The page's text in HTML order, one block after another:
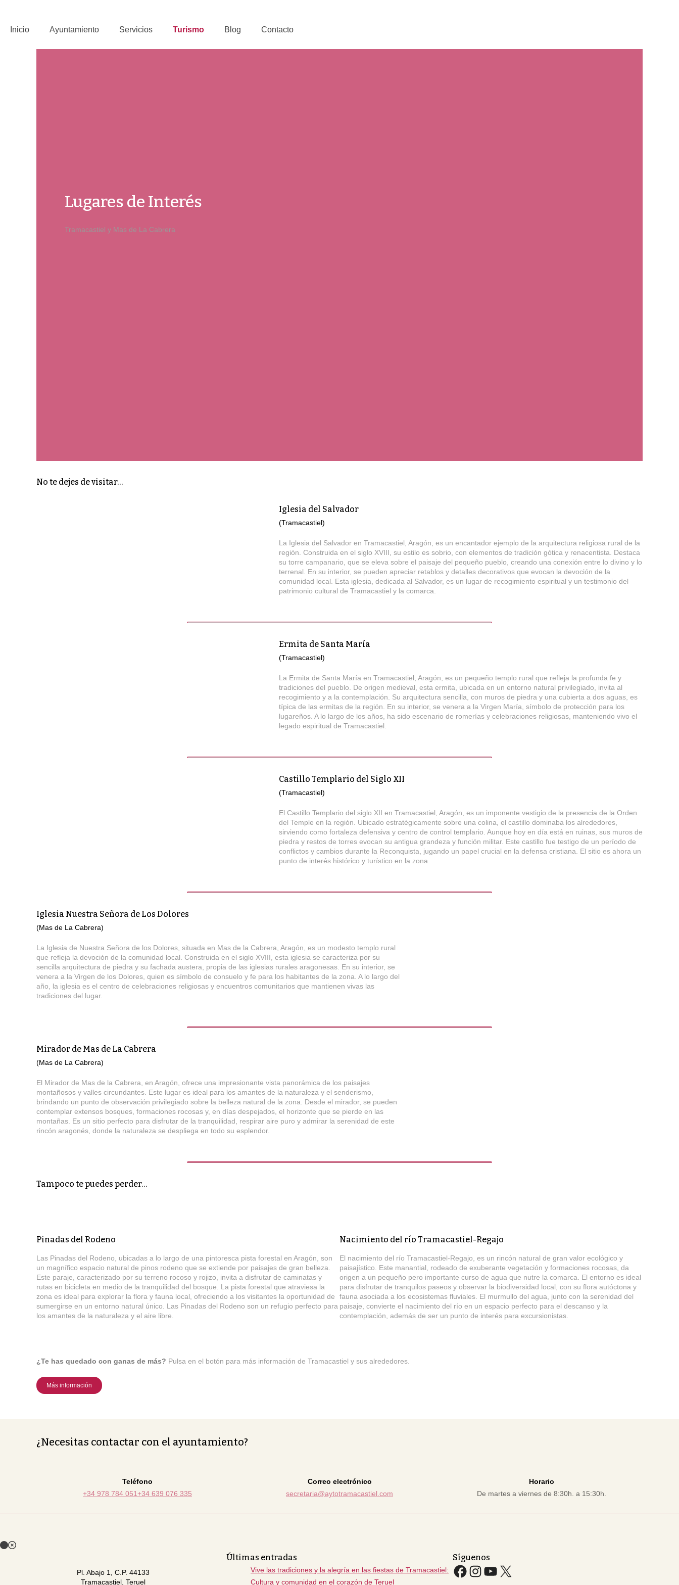
contenido
Inicio Ayuntamiento Servicios Turismo Blog Contacto
Lugares de Interés
Tramacastiel y Mas de La Cabrera
No te dejes de visitar…
Iglesia del Salvador
(Tramacastiel)
La Iglesia del Salvador en Tramacastiel, Aragón, es un encantador ejemplo de la arquitectura religiosa rural de la
región. Construida en el siglo XVIII, su estilo es sobrio, con elementos de tradición gótica y renacentista. Destaca
su torre campanario, que se eleva sobre el paisaje del pequeño pueblo, creando una conexión entre lo divino y lo
terrenal. En su interior, se pueden apreciar retablos y detalles decorativos que evocan la devoción de la
comunidad local. Esta iglesia, dedicada al Salvador, es un lugar de recogimiento espiritual y un testimonio del
patrimonio cultural de Tramacastiel y la comarca.
Ermita de Santa María
(Tramacastiel)
La Ermita de Santa María en Tramacastiel, Aragón, es un pequeño templo rural que refleja la profunda fe y
tradiciones del pueblo. De origen medieval, esta ermita, ubicada en un entorno natural privilegiado, invita al
recogimiento y a la contemplación. Su arquitectura sencilla, con muros de piedra y una cubierta a dos aguas, es
típica de las ermitas de la región. En su interior, se venera a la Virgen María, símbolo de protección para los
lugareños. A lo largo de los años, ha sido escenario de romerías y celebraciones religiosas, manteniendo vivo el
legado espiritual de Tramacastiel.
Castillo Templario del Siglo XII
(Tramacastiel)
El Castillo Templario del siglo XII en Tramacastiel, Aragón, es un imponente vestigio de la presencia de la Orden
del Temple en la región. Ubicado estratégicamente sobre una colina, el castillo dominaba los alrededores,
sirviendo como fortaleza defensiva y centro de control templario. Aunque hoy en día está en ruinas, sus muros de
piedra y restos de torres evocan su antigua grandeza y función militar. Este castillo fue testigo de un período de
conflictos y cambios durante la Reconquista, jugando un papel crucial en la defensa cristiana. El sitio es ahora un
punto de interés histórico y turístico en la zona.
Iglesia Nuestra Señora de Los Dolores
(Mas de La Cabrera)
La Iglesia de Nuestra Señora de los Dolores, situada en Mas de la Cabrera, Aragón, es un modesto templo rural
que refleja la devoción de la comunidad local. Construida en el siglo XVIII, esta iglesia se caracteriza por su
sencilla arquitectura de piedra y su fachada austera, propia de las iglesias rurales aragonesas. En su interior, se
venera a la Virgen de los Dolores, quien es símbolo de consuelo y fe para los habitantes de la zona. A lo largo del
año, la iglesia es el centro de celebraciones religiosas y encuentros comunitarios que mantienen vivas las
tradiciones del lugar.
Mirador de Mas de La Cabrera
(Mas de La Cabrera)
El Mirador de Mas de la Cabrera, en Aragón, ofrece una impresionante vista panorámica de los paisajes
montañosos y valles circundantes. Este lugar es ideal para los amantes de la naturaleza y el senderismo,
brindando un punto de observación privilegiado sobre la belleza natural de la zona. Desde el mirador, se pueden
contemplar extensos bosques, formaciones rocosas y, en días despejados, el horizonte que se pierde en las
montañas. Es un sitio perfecto para disfrutar de la tranquilidad, respirar aire puro y admirar la serenidad de este
rincón aragonés, donde la naturaleza se despliega en todo su esplendor.
Tampoco te puedes perder…
Pinadas del Rodeno
Las Pinadas del Rodeno, ubicadas a lo largo de una pintoresca pista forestal en Aragón, son
un magnífico espacio natural de pinos rodeno que se extiende por paisajes de gran belleza.
Este paraje, caracterizado por su terreno rocoso y rojizo, invita a disfrutar de caminatas y
rutas en bicicleta en medio de la tranquilidad del bosque. La pista forestal que atraviesa la
zona es ideal para explorar la flora y fauna local, ofreciendo a los visitantes la oportunidad de
sumergirse en un entorno natural único. Las Pinadas del Rodeno son un refugio perfecto para
los amantes de la naturaleza y el aire libre.
Nacimiento del río Tramacastiel-Regajo
El nacimiento del río Tramacastiel-Regajo, es un rincón natural de gran valor ecológico y
paisajístico. Este manantial, rodeado de exuberante vegetación y formaciones rocosas, da
origen a un pequeño pero importante curso de agua que nutre la comarca. El entorno es ideal
para disfrutar de tranquilos paseos y observar la biodiversidad local, con su flora autóctona y
fauna asociada a los ecosistemas fluviales. El murmullo del agua, junto con la serenidad del
paisaje, convierte el nacimiento del río en un espacio perfecto para el descanso y la
contemplación, además de ser un punto de interés para excursionistas.
¿Te has quedado con ganas de más? Pulsa en el botón para más información de Tramacastiel y sus alrededores.
Más información
¿Necesitas contactar con el ayuntamiento?
Teléfono
+34 978 784 051+34 639 076 335
Correo electrónico
secretaria@aytotramacastiel.com
Horario
De martes a viernes de 8:30h. a 15:30h.
Pl. Abajo 1, C.P. 44133
Tramacastiel, Teruel
Últimas entradas
Vive las tradiciones y la alegría en las fiestas de Tramacastiel:
Cultura y comunidad en el corazón de Teruel
Síguenos
Facebook Instagram YouTube X